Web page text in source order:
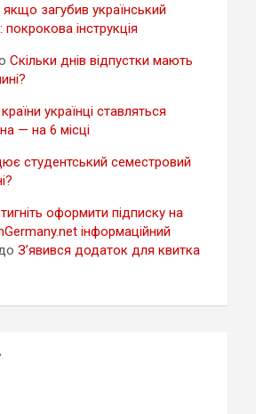
загубив український
покрокова інструкція
Скільки днів відпустки мають
українці ставляться
— на 6 місці
студентський семестровий
оформити підписку на
інформаційний
З’явився додаток для квитка